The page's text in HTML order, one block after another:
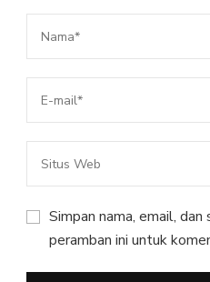
Simpan nama, email,
peramban ini untuk